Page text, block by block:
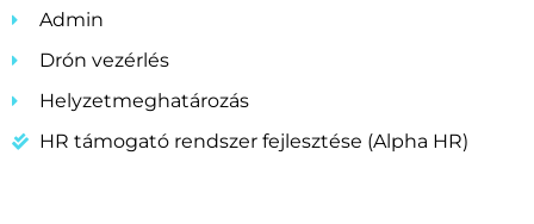
Admin
Drón vezérlés
Helyzetmeghatározás
HR támogató rendszer fejlesztése (Alpha HR)